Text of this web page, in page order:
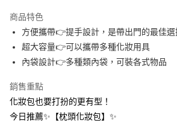
合作金庫商業銀行
華南商業銀行
彰化商業
上海商業儲蓄銀行
台北富邦
國泰世華商業銀行
兆豐國際
匯豐（台灣）商業銀行
聯邦商業銀行
元大商業銀行
超商取貨付款
LINE Pay
街口支付
悠遊付
商品特色
方便攜帶👉提手設計，是帶出門的最佳選
超大容量👉可以攜帶多種化妝用具
內袋設計👉多種類內袋，可裝各式物品
銷售重點
化妝包也要打扮的更有型！
今日推薦✨【枕頭化妝包】✨